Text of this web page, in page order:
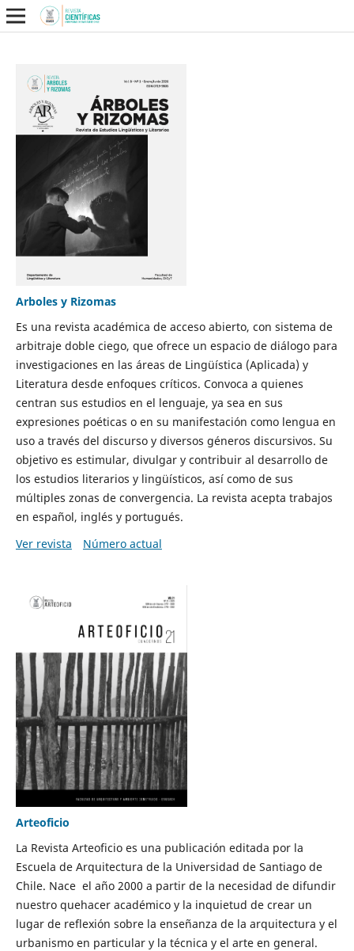
Arboles y Rizomas
Es una revista académica de acceso abierto, con sistema de
arbitraje doble ciego, que ofrece un espacio de diálogo para
investigaciones en las áreas de Lingüística (Aplicada) y
Literatura desde enfoques críticos. Convoca a quienes
centran sus estudios en el lenguaje, ya sea en sus
expresiones poéticas o en su manifestación como lengua en
uso a través del discurso y diversos géneros discursivos. Su
objetivo es estimular, divulgar y contribuir al desarrollo de
los estudios literarios y lingüísticos, así como de sus
múltiples zonas de convergencia. La revista acepta trabajos
en español, inglés y portugués.
Ver revista
Número actual
Arteoficio
La Revista Arteoficio es una publicación editada por la
Escuela de Arquitectura de la Universidad de Santiago de
Chile. Nace el año 2000 a partir de la necesidad de difundir
nuestro quehacer académico y la inquietud de crear un
lugar de reflexión sobre la enseñanza de la arquitectura y el
urbanismo en particular y la técnica y el arte en general.